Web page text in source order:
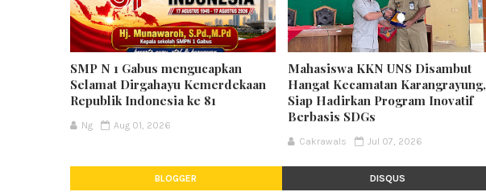
SMP N 1 Gabus mengucapkan
Selamat Dirgahayu Kemerdekaan
Republik Indonesia ke 81
Ng Aug 01, 2026
Mahasiswa KKN UNS Disambut
Hangat Kecamatan Karangrayung,
Siap Hadirkan Program Inovatif
Berbasis SDGs
Cakrawals Jul 07, 2026
BLOGGER DISQUS